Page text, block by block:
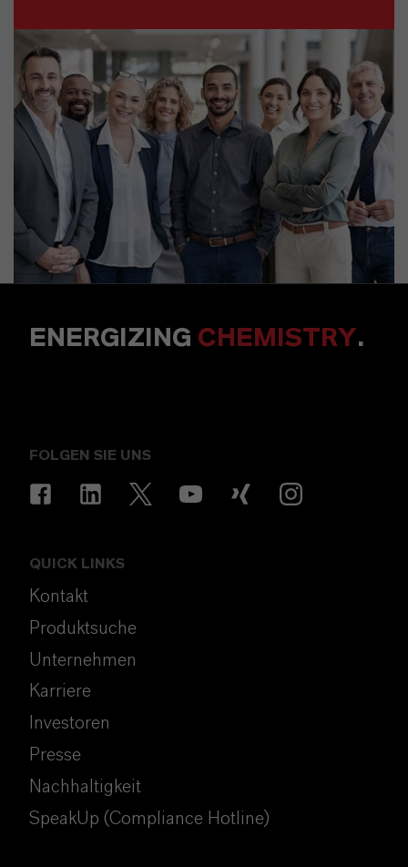
ENERGIZING CHEMISTRY.
FOLGEN SIE UNS
QUICK LINKS
Kontakt
Produktsuche
Unternehmen
Karriere
Investoren
Presse
Nachhaltigkeit
SpeakUp (Compliance Hotline)